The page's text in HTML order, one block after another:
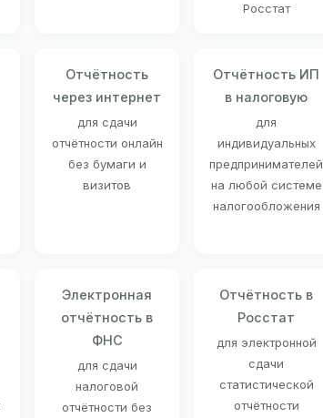
Росстат
Отчётность
через интернет
для сдачи
отчётности онлайн
без бумаги и
визитов
Отчётность ИП
в налоговую
для
индивидуальных
предпринимателей
на любой системе
налогообложения
Электронная
отчётность в
ФНС
для сдачи
налоговой
отчётности без
Отчётность в
Росстат
для электронной
сдачи
статистической
отчётности